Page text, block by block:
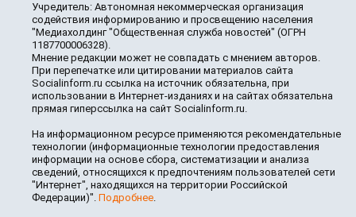
Учредитель: Автономная некоммерческая организация
содействия информированию и просвещению населения
"Медиахолдинг "Общественная служба новостей" (ОГРН
1187700006328).
Мнение редакции может не совпадать с мнением авторов.
При перепечатке или цитировании материалов сайта
Socialinform.ru ссылка на источник обязательна, при
использовании в Интернет-изданиях и на сайтах обязательна
прямая гиперссылка на сайт Socialinform.ru.
На информационном ресурсе применяются рекомендательные
технологии (информационные технологии предоставления
информации на основе сбора, систематизации и анализа
сведений, относящихся к предпочтениям пользователей сети
"Интернет", находящихся на территории Российской
Федерации)". Подробнее.